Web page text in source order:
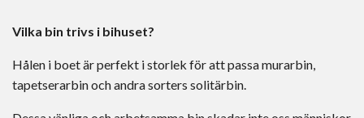
Vilka bin trivs i bihuset?
Hålen i boet är perfekt i storlek för att passa murarbin,
tapetserarbin och andra sorters solitärbin.